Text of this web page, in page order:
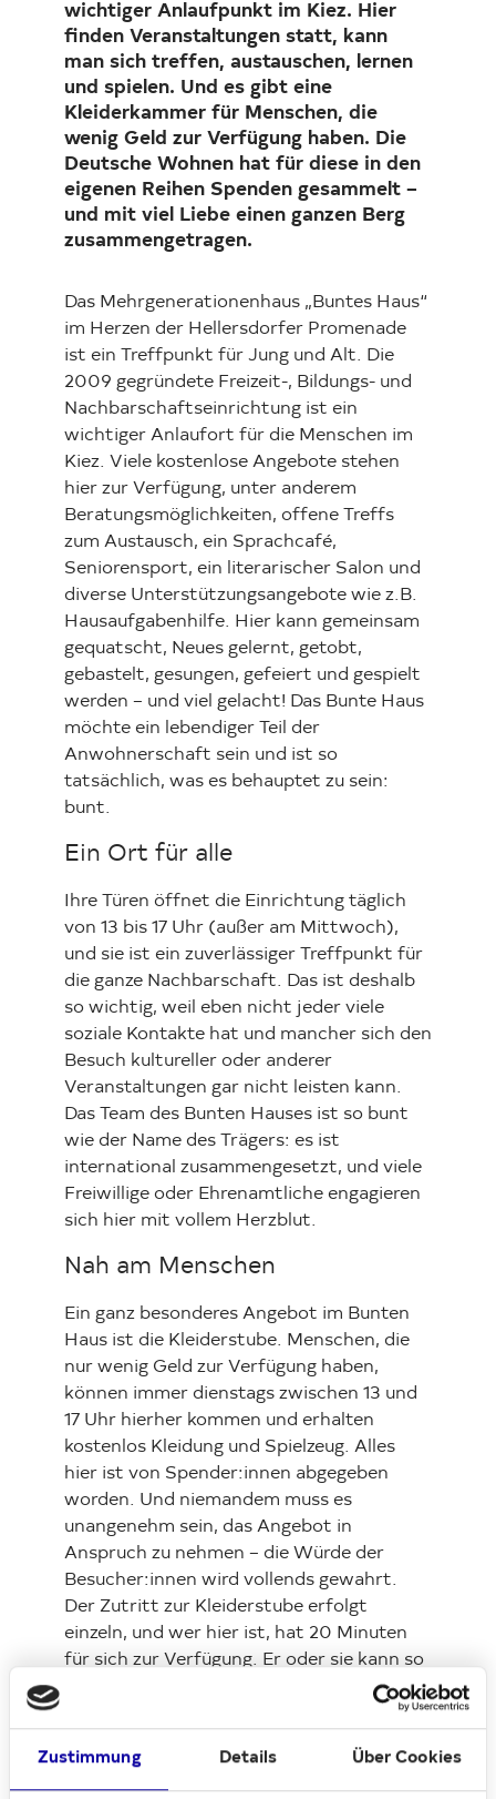
Zustimmung Details Über Cookies
wichtiger Anlaufpunkt im Kiez. Hier
finden Veranstaltungen statt, kann
man sich treffen, austauschen, lernen
und spielen. Und es gibt eine
Kleiderkammer für Menschen, die
wenig Geld zur Verfügung haben. Die
Deutsche Wohnen hat für diese in den
eigenen Reihen Spenden gesammelt –
und mit viel Liebe einen ganzen Berg
zusammengetragen.
Das Mehrgenerationenhaus „Buntes Haus“
im Herzen der Hellersdorfer Promenade
ist ein Treffpunkt für Jung und Alt. Die
2009 gegründete Freizeit-, Bildungs- und
Nachbarschaftseinrichtung ist ein
wichtiger Anlaufort für die Menschen im
Kiez. Viele kostenlose Angebote stehen
hier zur Verfügung, unter anderem
Beratungsmöglichkeiten, offene Treffs
zum Austausch, ein Sprachcafé,
Seniorensport, ein literarischer Salon und
diverse Unterstützungsangebote wie z.B.
Hausaufgabenhilfe. Hier kann gemeinsam
gequatscht, Neues gelernt, getobt,
gebastelt, gesungen, gefeiert und gespielt
werden – und viel gelacht! Das Bunte Haus
möchte ein lebendiger Teil der
Anwohnerschaft sein und ist so
tatsächlich, was es behauptet zu sein:
bunt.
Ein Ort für alle
Ihre Türen öffnet die Einrichtung täglich
von 13 bis 17 Uhr (außer am Mittwoch),
und sie ist ein zuverlässiger Treffpunkt für
die ganze Nachbarschaft. Das ist deshalb
so wichtig, weil eben nicht jeder viele
soziale Kontakte hat und mancher sich den
Besuch kultureller oder anderer
Veranstaltungen gar nicht leisten kann.
Das Team des Bunten Hauses ist so bunt
wie der Name des Trägers: es ist
international zusammengesetzt, und viele
Freiwillige oder Ehrenamtliche engagieren
sich hier mit vollem Herzblut.
Nah am Menschen
Ein ganz besonderes Angebot im Bunten
Haus ist die Kleiderstube. Menschen, die
nur wenig Geld zur Verfügung haben,
können immer dienstags zwischen 13 und
17 Uhr hierher kommen und erhalten
kostenlos Kleidung und Spielzeug. Alles
hier ist von Spender:innen abgegeben
worden. Und niemandem muss es
unangenehm sein, das Angebot in
Anspruch zu nehmen – die Würde der
Besucher:innen wird vollends gewahrt.
Der Zutritt zur Kleiderstube erfolgt
einzeln, und wer hier ist, hat 20 Minuten
für sich zur Verfügung. Er oder sie kann so
ganz in Ruhe aussuchen und anprobieren.
werden auch kleinere Näharbeiten zur
Ausbesserung durchgeführt.